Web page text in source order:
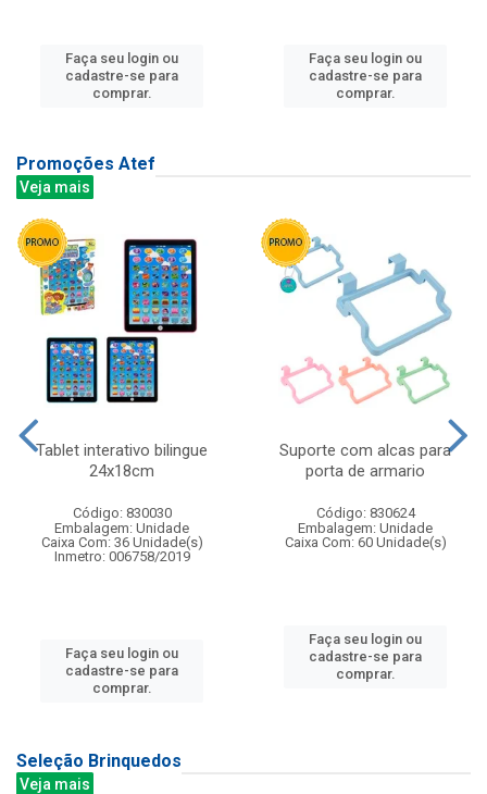
Faça seu login ou
cadastre-se para
comprar.
Faça seu login ou
cadastre-se para
comprar.
Promoções Atef
Veja mais
Tablet interativo bilingue
24x18cm
Código: 830030
Embalagem: Unidade
Caixa Com: 36 Unidade(s)
Inmetro: 006758/2019
Faça seu login ou
cadastre-se para
comprar.
Suporte com alcas para
porta de armario
Código: 830624
Embalagem: Unidade
Caixa Com: 60 Unidade(s)
Faça seu login ou
cadastre-se para
comprar.
Seleção Brinquedos
Veja mais